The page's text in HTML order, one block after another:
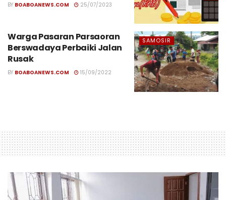
BY BOABOANEWS.COM 25/07/2023
SAMOSIR
Warga Pasaran Parsaoran
Berswadaya Perbaiki Jalan
Rusak
BY BOABOANEWS.COM 15/09/2022